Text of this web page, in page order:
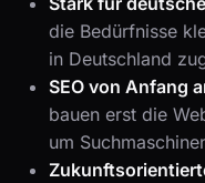
die Bedürfnisse
in Deutschland
SEO von Anfang
bauen erst die
um